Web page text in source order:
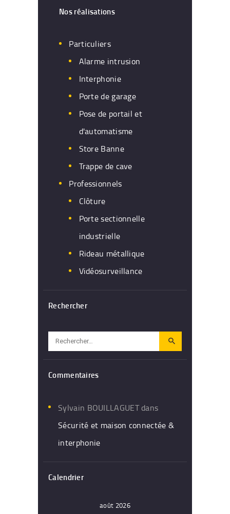
Nos réalisations
Particuliers
Alarme intrusion
Interphonie
Porte de garage
Pose de portail et
d'automatisme
Store Banne
Trappe de cave
Professionnels
Clôture
Porte sectionnelle
industrielle
Rideau métallique
Vidéosurveillance
Rechercher
Rechercher :
Commentaires
Sylvain BOUILLAGUETdans
Sécurité et maison connectée &
interphonie
Calendrier
août 2026